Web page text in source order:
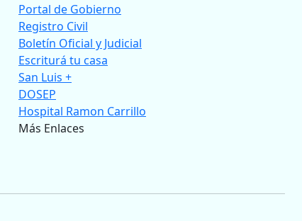
Portal de Gobierno
Registro Civil
Boletín Oficial y Judicial
Escriturá tu casa
San Luis +
DOSEP
Hospital Ramon Carrillo
Más Enlaces